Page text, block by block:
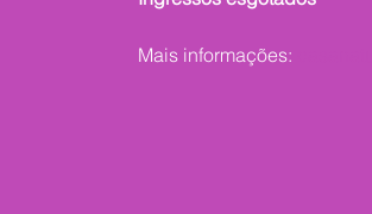
Mais informações: